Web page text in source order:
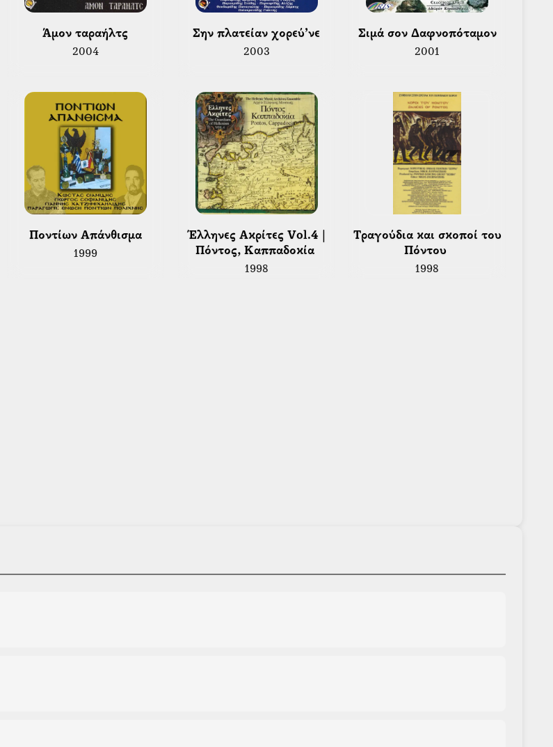
Άμον ταραήλτς
2004
Σην πλατείαν χορεύ’νε
2003
Σιμά σον Δαφνοπόταμον
2001
Ποντίων Απάνθισμα
1999
Έλληνες Ακρίτες Vol.4 |
Πόντος, Καππαδοκία
1998
Πόντου
1998